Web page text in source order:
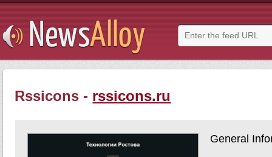
Rssicons - rssicons.ru
General